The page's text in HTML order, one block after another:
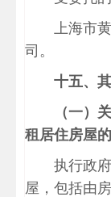
上海市
司。
十五、
（一）
租居住房屋
执行政
屋，包括由